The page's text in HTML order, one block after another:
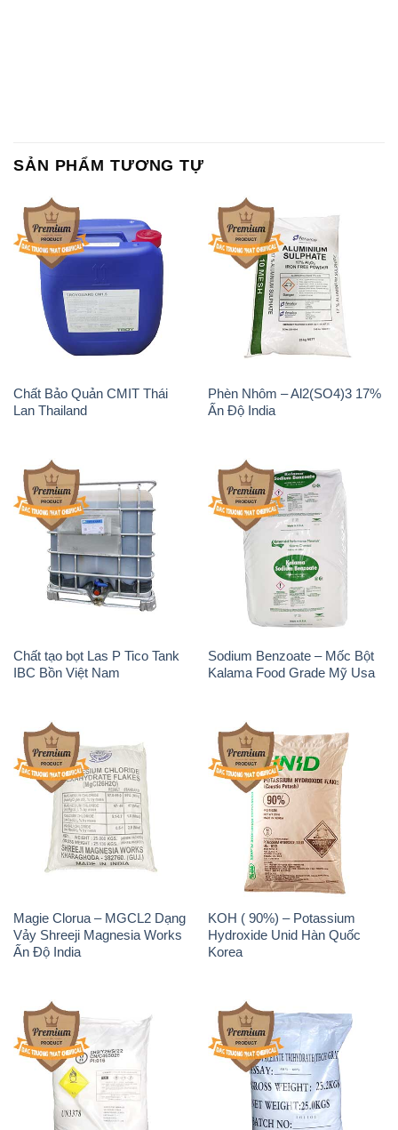
SẢN PHẨM TƯƠNG TỰ
Chất Bảo Quản CMIT Thái
Lan Thailand
Phèn Nhôm – Al2(SO4)3 17%
Ấn Độ India
Chất tạo bọt Las P Tico Tank
IBC Bồn Việt Nam
Sodium Benzoate – Mốc Bột
Kalama Food Grade Mỹ Usa
Magie Clorua – MGCL2 Dạng
Vảy Shreeji Magnesia Works
Ấn Độ India
KOH ( 90%) – Potassium
Hydroxide Unid Hàn Quốc
Korea